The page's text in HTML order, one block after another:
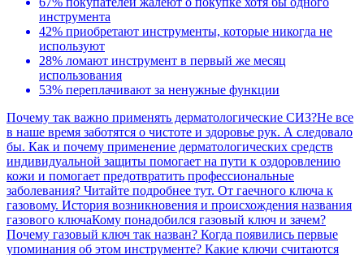
инструмента
42% приобретают инструменты, которые никогда не
используют
28% ломают инструмент в первый же месяц
использования
53% переплачивают за ненужные функции
Почему так важно применять дерматологические СИЗ?Не все
в наше время заботятся о чистоте и здоровье рук. А следовало
бы. Как и почему применение дерматологических средств
индивидуальной защиты помогает на пути к оздоровлению
кожи и помогает предотвратить профессиональные
заболевания? Читайте подробнее тут. От гаечного ключа к
газовому. История возникновения и происхождения названия
газового ключаКому понадобился газовый ключ и зачем?
Почему газовый ключ так назван? Когда появились первые
упоминания об этом инструменте? Какие ключи считаются